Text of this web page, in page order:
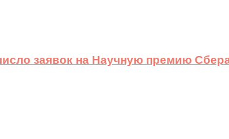
заявок на Научную премию